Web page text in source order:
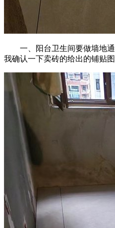
一、阳台卫生间要做墙地通
我确认一下卖砖的给出的铺贴